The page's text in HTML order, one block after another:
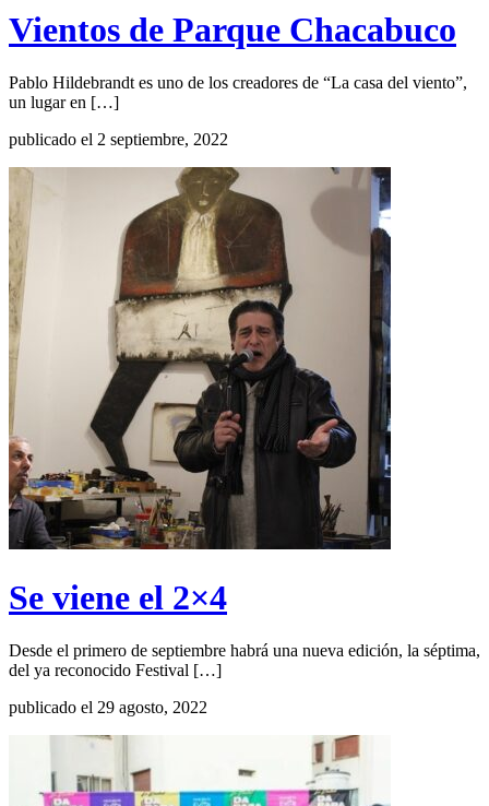
Vientos de Parque Chacabuco
Pablo Hildebrandt es uno de los creadores de “La casa del viento”,
un lugar en […]
publicado el 2 septiembre, 2022
Se viene el 2×4
Desde el primero de septiembre habrá una nueva edición, la séptima,
del ya reconocido Festival […]
publicado el 29 agosto, 2022